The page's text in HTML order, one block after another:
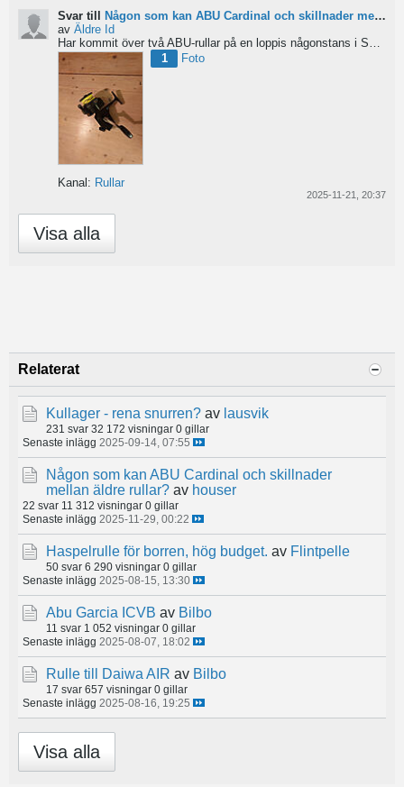
Svar till
Någon som kan ABU Cardinal och skillnader mellan äldre rullar?
av Äldre Id
Har kommit över två ABU-rullar på en loppis någonstans i Sverige. Servat själv nu. Den ena är en klassisk...
1
Foto
Kanal: Rullar
2025-11-21, 20:37
Visa alla
Relaterat
Kullager - rena snurren? av lausvik
231 svar 32 172 visningar 0 gillar
Senaste inlägg 2025-09-14, 07:55
Någon som kan ABU Cardinal och skillnader
mellan äldre rullar? av houser
22 svar 11 312 visningar 0 gillar
Senaste inlägg 2025-11-29, 00:22
Haspelrulle för borren, hög budget. av Flintpelle
50 svar 6 290 visningar 0 gillar
Senaste inlägg 2025-08-15, 13:30
Abu Garcia ICVB av Bilbo
11 svar 1 052 visningar 0 gillar
Senaste inlägg 2025-08-07, 18:02
Rulle till Daiwa AIR av Bilbo
17 svar 657 visningar 0 gillar
Senaste inlägg 2025-08-16, 19:25
Visa alla